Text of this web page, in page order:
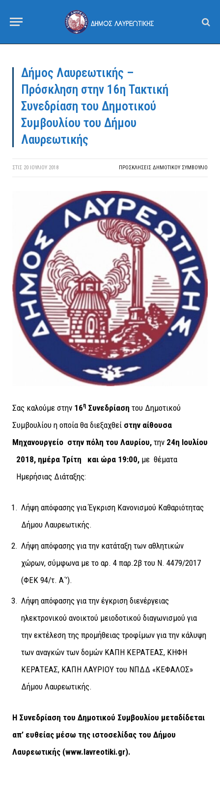
Δήμος Λαυρεωτικής –
Πρόσκληση στην 16η Τακτική
Συνεδρίαση του Δημοτικού
Συμβουλίου του Δήμου
Λαυρεωτικής
ΣΤΙΣ 20 ΙΟΥΛΊΟΥ 2018 ΠΡΟΣΚΛΉΣΕΙΣ ΔΗΜΟΤΙΚΟΎ ΣΥΜΒΟΎΛΙΟ
Σας καλούμε στην 16η Συνεδρίαση του Δημοτικού
Συμβουλίου η οποία θα διεξαχθεί στην αίθουσα
Μηχανουργείο στην πόλη του Λαυρίου, την 24η Ιουλίου
2018, ημέρα Τρίτη
και ώρα 19:00, με θέματα
Ημερήσιας Διάταξης:
Λήψη απόφασης για Έγκριση Κανονισμού Καθαριότητας
Δήμου Λαυρεωτικής.
Λήψη απόφασης για την κατάταξη των αθλητικών
χώρων, σύμφωνα με το αρ. 4 παρ.2β του Ν. 4479/2017
(ΦΕΚ 94/τ. Α΄’).
Λήψη απόφασης για την έγκριση διενέργειας
ηλεκτρονικού ανοικτού μειοδοτικού διαγωνισμού για
την εκτέλεση της προμήθειας τροφίμων για την κάλυψη
των αναγκών των δομών ΚΑΠΗ ΚΕΡΑΤΕΑΣ, ΚΗΦΗ
ΚΕΡΑΤΕΑΣ, ΚΑΠΗ ΛΑΥΡΙΟΥ του ΝΠΔΔ «ΚΕΦΑΛΟΣ»
Δήμου Λαυρεωτικής.
Η Συνεδρίαση του Δημοτικού Συμβουλίου μεταδίδεται
απ’ ευθείας μέσω της ιστοσελίδας του Δήμου
Λαυρεωτικής (www.lavreotiki.gr).